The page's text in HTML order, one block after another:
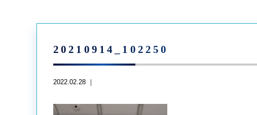
20210914_102250
2022.02.28 ｜